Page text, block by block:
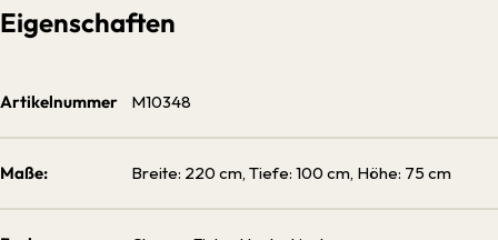
Eigenschaften
Artikelnummer M10348
Maße: Breite: 220 cm, Tiefe: 100 cm, Höhe: 75 cm